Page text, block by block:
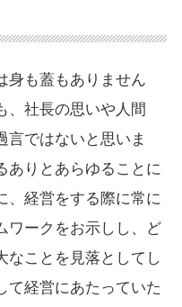
身も蓋もありません
、社長の思いや人間
言ではないと思いま
ありとあらゆることに
、経営をする際に常に
ワークをお示しし、ど
なことを見落としてし
て経営にあたっていた